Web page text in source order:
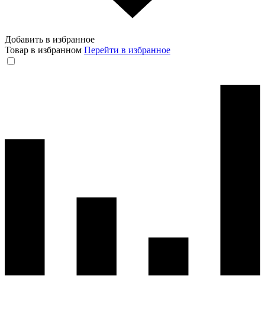
Добавить в избранное
Товар в избранном Перейти в избранное